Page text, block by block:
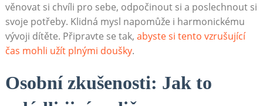
věnovat si chvíli pro sebe, odpočinout si a poslechnout si
svoje potřeby. Klidná mysl napomůže i harmonickému
vývoji dítěte. Připravte se tak, abyste si tento vzrušující
čas mohli užít plnými doušky.
Osobní zkušenosti: Jak to